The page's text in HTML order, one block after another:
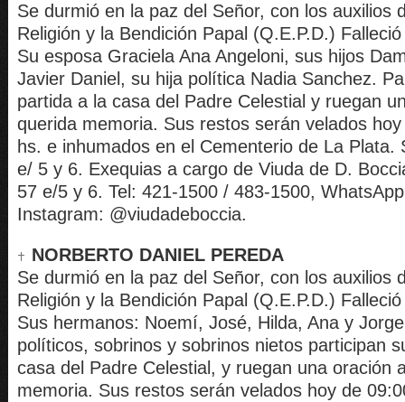
Se durmió en la paz del Señor, con los auxilios
Religión y la Bendición Papal (Q.E.P.D.)
Su esposa Graciela Ana Angeloni, sus hijos
Javier Daniel, su hija política Nadia Sanchez.
partida a la casa del Padre Celestial y ruegan
querida memoria. Sus restos serán velados
hs. e inhumados en el Cementerio de La Plata.
e/ 5 y 6. Exequias a cargo de Viuda de D.
57 e/5 y 6. Tel: 421-1500 / 483-1500,
Instagram: @viudadeboccia.
NORBERTO DANIEL PEREDA
Se durmió en la paz del Señor, con los auxilios
Religión y la Bendición Papal (Q.E.P.D.)
Sus hermanos: Noemí, José, Hilda, Ana y
políticos, sobrinos y sobrinos nietos participan
casa del Padre Celestial, y ruegan una oración
memoria. Sus restos serán velados hoy de